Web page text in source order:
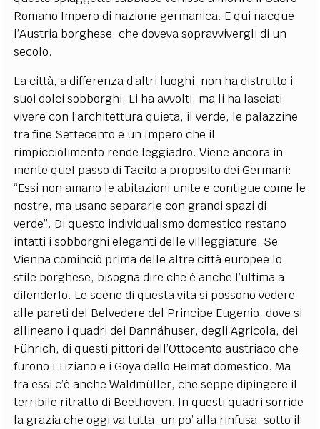
Romano Impero di nazione germanica. E qui nacque
l’Austria borghese, che doveva sopravvivergli di un
secolo.
La città, a differenza d’altri luoghi, non ha distrutto i
suoi dolci sobborghi. Li ha avvolti, ma li ha lasciati
vivere con l’architettura quieta, il verde, le palazzine
tra fine Settecento e un Impero che il
rimpicciolimento rende leggiadro. Viene ancora in
mente quel passo di Tacito a proposito dei Germani:
“Essi non amano le abitazioni unite e contigue come le
nostre, ma usano separarle con grandi spazi di
verde”. Di questo individualismo domestico restano
intatti i sobborghi eleganti delle villeggiature. Se
Vienna cominciò prima delle altre città europee lo
stile borghese, bisogna dire che è anche l’ultima a
difenderlo. Le scene di questa vita si possono vedere
alle pareti del Belvedere del Principe Eugenio, dove si
allineano i quadri dei Dannähuser, degli Agricola, dei
Führich, di questi pittori dell’Ottocento austriaco che
furono i Tiziano e i Goya dello Heimat domestico. Ma
fra essi c’è anche Waldmüller, che seppe dipingere il
terribile ritratto di Beethoven. In questi quadri sorride
la grazia che oggi va tutta, un po’ alla rinfusa, sotto il